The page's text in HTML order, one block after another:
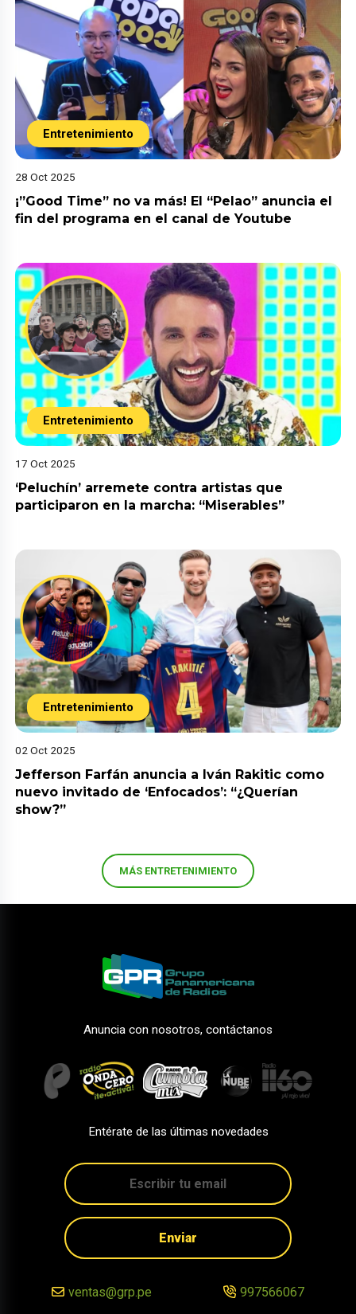
Entretenimiento
28 Oct 2025
¡”Good Time” no va más! El “Pelao” anuncia el
fin del programa en el canal de Youtube
Entretenimiento
17 Oct 2025
‘Peluchín’ arremete contra artistas que
participaron en la marcha: “Miserables”
Entretenimiento
02 Oct 2025
Jefferson Farfán anuncia a Iván Rakitic como
nuevo invitado de ‘Enfocados’: “¿Querían
show?”
MÁS ENTRETENIMIENTO
Anuncia con nosotros, contáctanos
Entérate de las últimas novedades
Enviar
ventas@grp.pe 997566067